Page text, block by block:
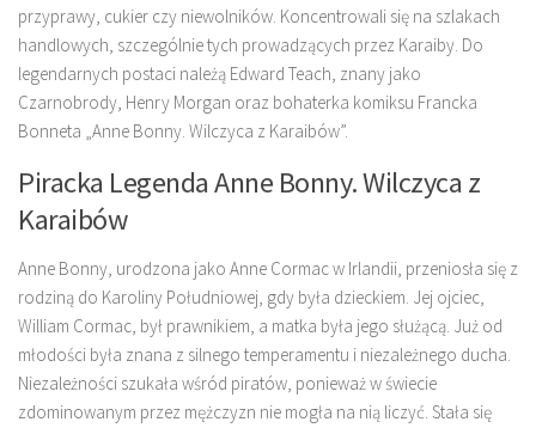
przyprawy, cukier czy niewolników. Koncentrowali się na szlakach
handlowych, szczególnie tych prowadzących przez Karaiby. Do
legendarnych postaci należą Edward Teach, znany jako
Czarnobrody, Henry Morgan oraz bohaterka komiksu Francka
Bonneta „Anne Bonny. Wilczyca z Karaibów”.
Piracka Legenda Anne Bonny. Wilczyca z
Karaibów
Anne Bonny, urodzona jako Anne Cormac w Irlandii, przeniosła się z
rodziną do Karoliny Południowej, gdy była dzieckiem. Jej ojciec,
William Cormac, był prawnikiem, a matka była jego służącą. Już od
młodości była znana z silnego temperamentu i niezależnego ducha.
Niezależności szukała wśród piratów, ponieważ w świecie
zdominowanym przez mężczyzn nie mogła na nią liczyć. Stała się